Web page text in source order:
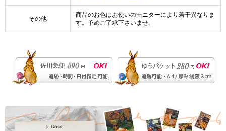
その他
商品のお色はお使いのモニターにより若干異なりま
す。予めご了承下さいませ。